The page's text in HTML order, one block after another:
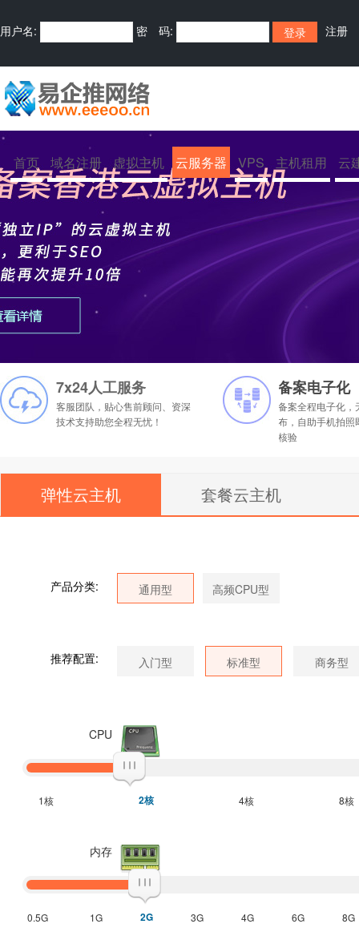
用户名: 密 码: 注册
首页 域名注册 虚拟主机 云服务器 VPS 主机租用 云
7x24人工服务
客服团队，贴心售前顾问、资深
技术支持助您全程无忧！
备案电子化
备案全程电子化，
布，自助手机拍照
核验
弹性云主机 套餐云主机
产品分类:
推荐配置:
CPU
1核 2核 4核 8核
内存
0.5G 1G 2G 3G 4G 6G 8G